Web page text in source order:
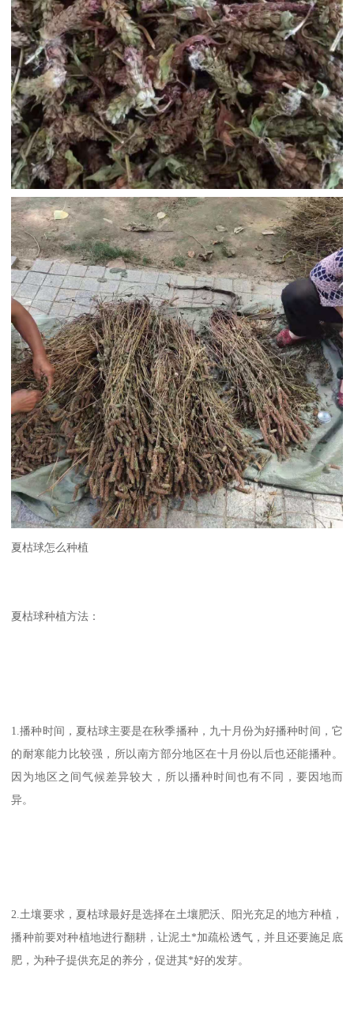
夏枯球怎么种植
夏枯球种植方法：
1.播种时间，夏枯球主要是在秋季播种，九十月份为好播种时间，它
的耐寒能力比较强，所以南方部分地区在十月份以后也还能播种。
因为地区之间气候差异较大，所以播种时间也有不同，要因地而
异。
2.土壤要求，夏枯球最好是选择在土壤肥沃、阳光充足的地方种植，
播种前要对种植地进行翻耕，让泥土*加疏松透气，并且还要施足底
肥，为种子提供充足的养分，促进其*好的发芽。